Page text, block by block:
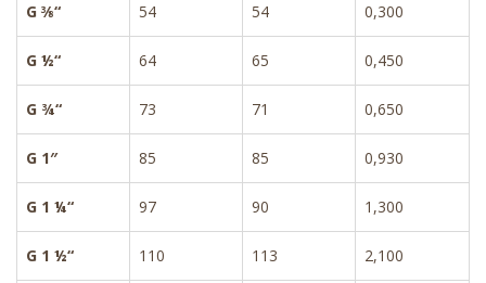
G ⅜“ 54 54 0,300
G ½“ 64 65 0,450
G ¾“ 73 71 0,650
G 1″ 85 85 0,930
G 1 ¼“ 97 90 1,300
G 1 ½“ 110 113 2,100